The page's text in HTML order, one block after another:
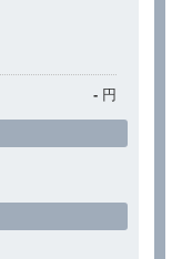
- 円